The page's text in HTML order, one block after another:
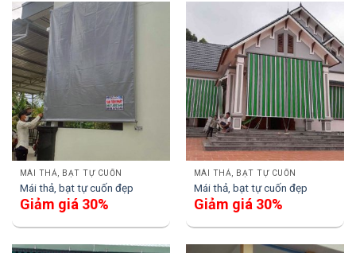
MÁI THẢ, BẠT TỰ CUỐN
Mái thả, bạt tự cuốn đẹp
Giảm giá 30%
MÁI THẢ, BẠT TỰ CUỐN
Mái thả, bạt tự cuốn đẹp
Giảm giá 30%